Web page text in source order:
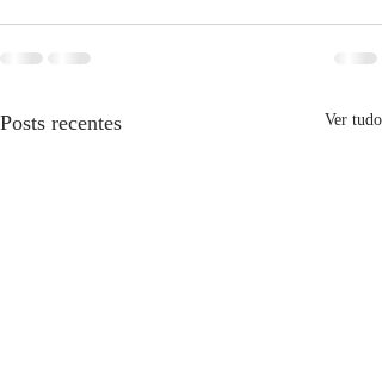
Posts recentes Ver tudo